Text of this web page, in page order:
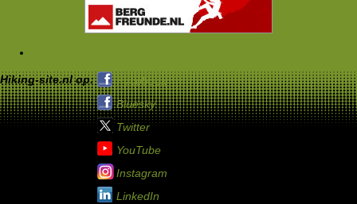
Hiking-site.nl op:
Facebook
Bluesky
Twitter
YouTube
Instagram
LinkedIn